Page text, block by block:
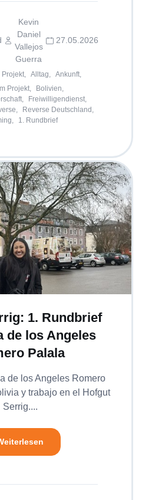
Kevin
Daniel
Vallejos
Guerra
27.05.2026
Alltag,
Ankunft,
Projekt,
Bolivien,
Freiwilligendienst,
Reverse Deutschland,
1. Rundbrief
1. Rundbrief
de los Angeles
Palala
de los Angeles Romero
y trabajo en el Hofgut
Serrig....